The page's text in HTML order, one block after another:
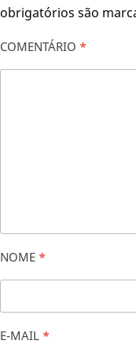
obrigatórios são
COMENTÁRIO *
NOME *
E-MAIL *